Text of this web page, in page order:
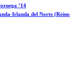
’14
Irlanda del Norte (Reino